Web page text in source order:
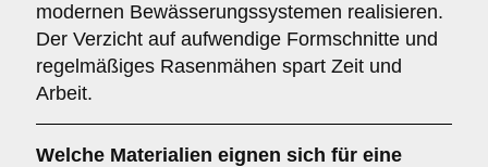
modernen Bewässerungssystemen realisieren.
Der Verzicht auf aufwendige Formschnitte und
regelmäßiges Rasenmähen spart Zeit und
Arbeit.
Welche Materialien eignen sich für eine